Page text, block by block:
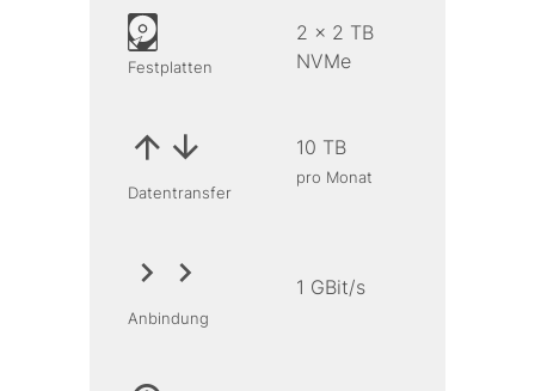
Festplatten
2 x 2 TB
NVMe
Datentransfer
10 TB
pro Monat
Anbindung
1 GBit/s